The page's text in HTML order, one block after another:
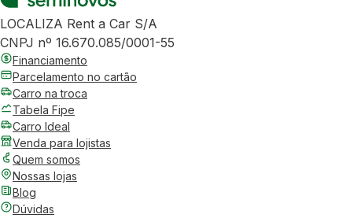
LOCALIZA Rent a Car S/A
CNPJ nº 16.670.085/0001-55
Financiamento
Parcelamento no cartão
Carro na troca
Tabela Fipe
Carro Ideal
Venda para lojistas
Quem somos
Nossas lojas
Blog
Dúvidas